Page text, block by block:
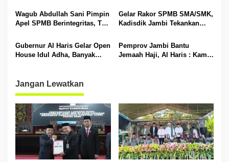
s
Wagub Abdullah Sani Pimpin
Apel SPMB Berintegritas, Tak
Gelar Rakor SPMB SMA/SMK,
Kadisdik Jambi Tekankan
Gratifikasi
Gubernur Al Haris Gelar Open
House Idul Adha, Banyak
Pemprov Jambi Bantu
Jemaah Haji, Al Haris : Kami
Jangan Lewatkan